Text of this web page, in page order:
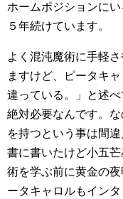
ホームポジションに
５年続けています。
よく混沌魔術に手軽
ますけど、ピータキ
違っている。」と述
絶対必要なんです。
を持つという事は間
書に書いたけど小五
術を学ぶ前に黄金の
ータキャロルもイン